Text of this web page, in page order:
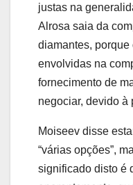
justas na
Alrosa saia da
diamantes,
envolvidas na
fornecimento de
negociar, devido à
Moiseev disse
“várias opções”,
significado disto é